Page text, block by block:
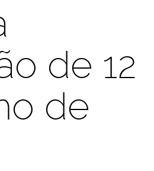
de 12
de